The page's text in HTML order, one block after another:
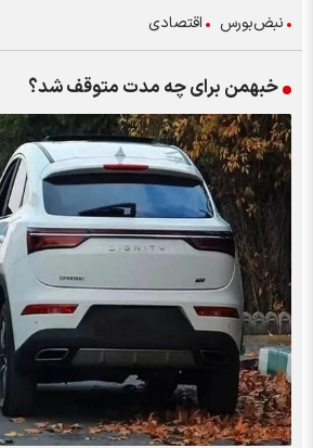
نبض‌بورس اقتصادی
خبهمن برای چه مدت متوقف شد؟